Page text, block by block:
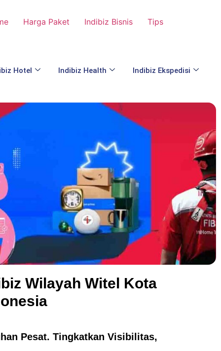
Harga Paket Indibiz Bisnis Tips
Hotel Indibiz Health Indibiz Ekspedisi
Wilayah Witel Kota
Pesat. Tingkatkan Visibilitas,